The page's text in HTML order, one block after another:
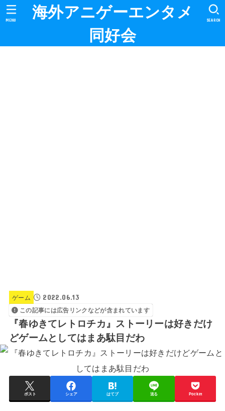
海外アニゲーエンタメ
同好会
SEARCH
MENU
ゲーム
2022.06.13
この記事には広告リンクなどが含まれています
『春ゆきてレトロチカ』ストーリーは好きだけ
どゲームとしてはまあ駄目だわ
ポスト シェア はてブ 送る Pocket